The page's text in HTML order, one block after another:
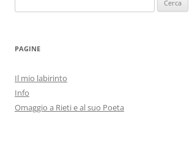
per:
PAGINE
Il mio labirinto
Info
Omaggio a Rieti e al suo Poeta